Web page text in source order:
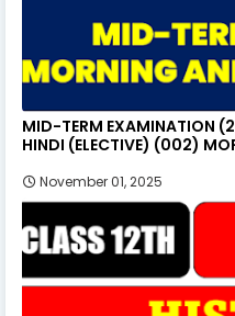
MID-TERM EXAMINATION
HINDI (ELECTIVE) (002)
November 01, 2025